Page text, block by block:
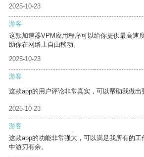
2025-10-23
游客
这款加速器VPM应用程序可以给你提供最高速
助你在网络上自由移动。
2025-10-23
游客
这款app的用户评论非常真实，可以帮助我做出
2025-10-23
游客
这款app的功能非常强大，可以满足我所有的
中游刃有余。